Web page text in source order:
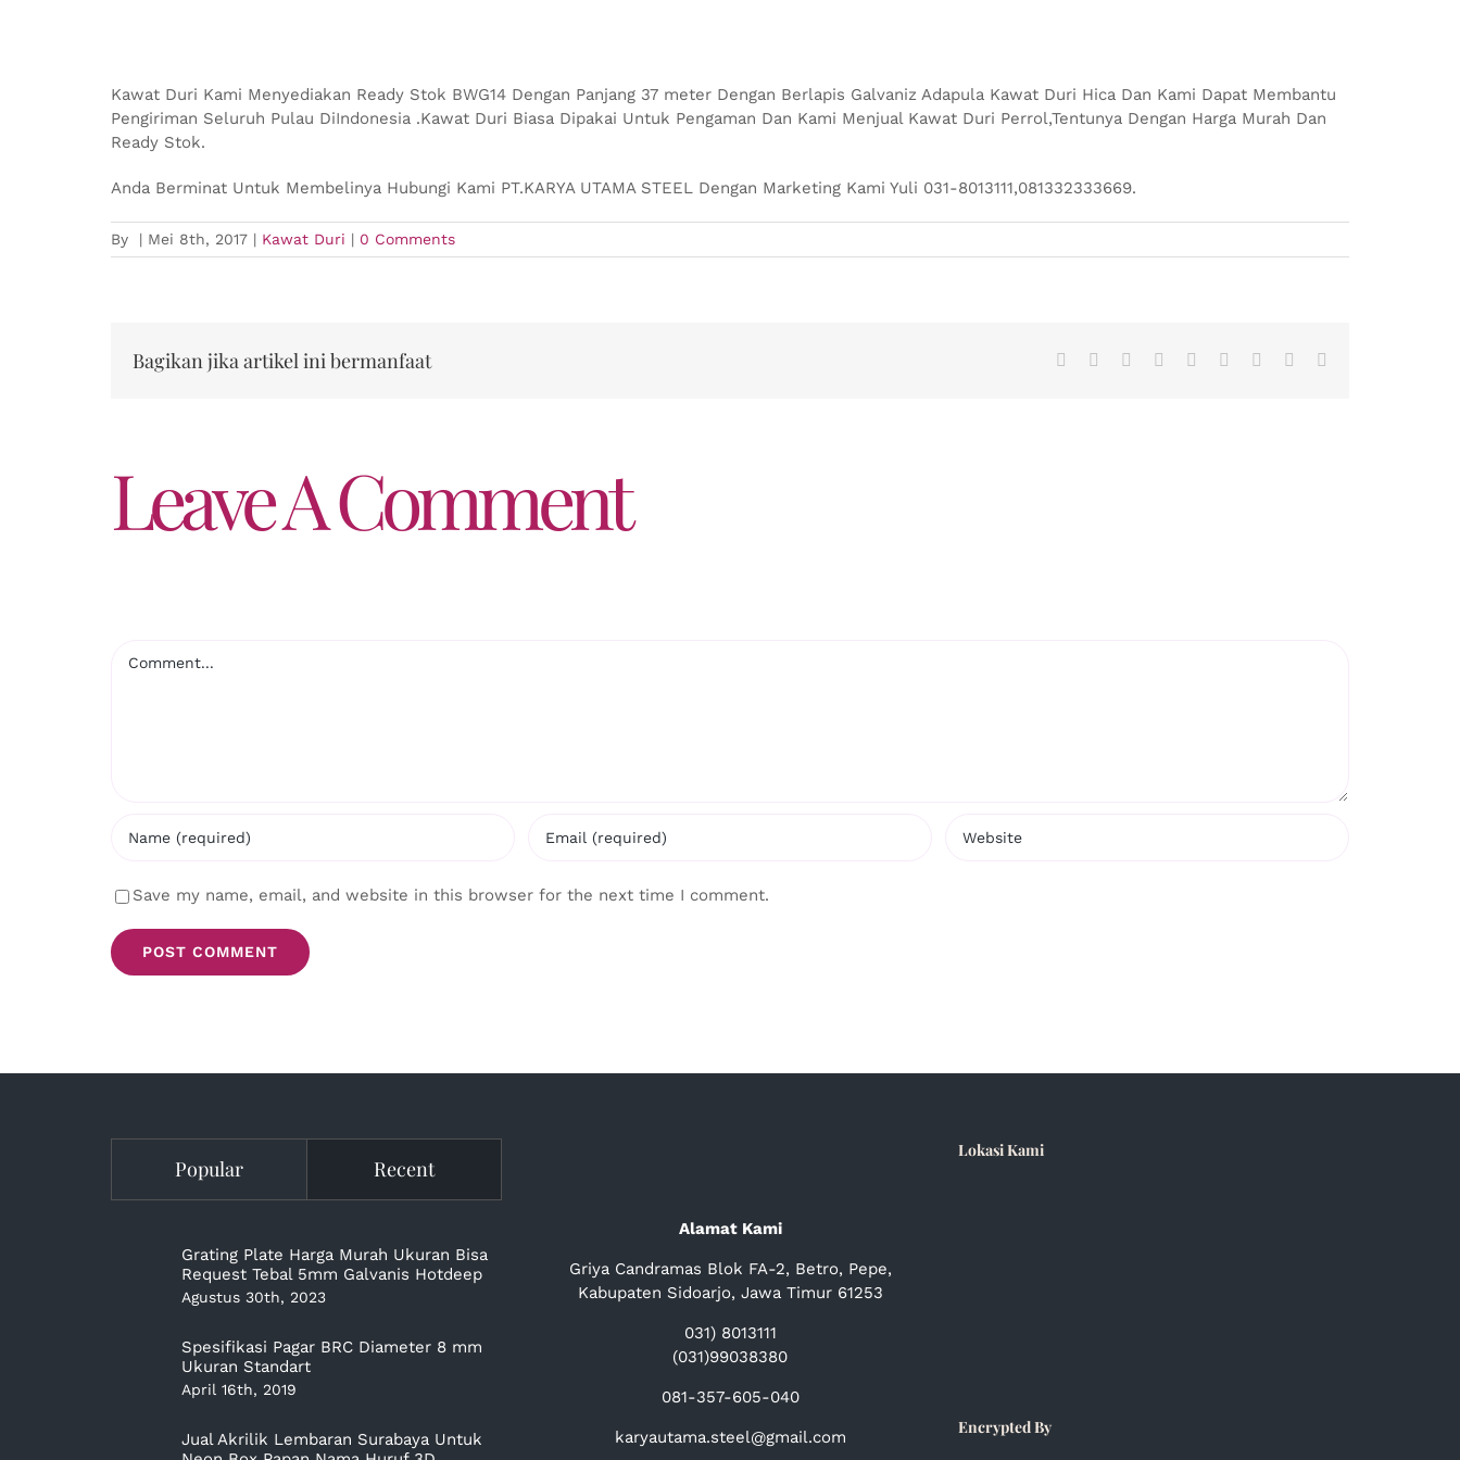
Kawat Duri Kami Menyediakan Ready Stok BWG14 Dengan Panjang 37 meter Dengan Berlapis Galvaniz Adapula Kawat Duri Hica Dan Kami Dapat Membantu
Pengiriman Seluruh Pulau DiIndonesia .Kawat Duri Biasa Dipakai Untuk Pengaman Dan Kami Menjual Kawat Duri Perrol,Tentunya Dengan Harga Murah Dan
Ready Stok.
Anda Berminat Untuk Membelinya Hubungi Kami PT.KARYA UTAMA STEEL Dengan Marketing Kami Yuli 031-8013111,081332333669.
By | Mei 8th, 2017 | Kawat Duri | 0 Comments
Bagikan jika artikel ini bermanfaat Facebook
TwitterReddit LinkedInWhatsApp
TumblrPinterest
Leave A Comment
Save my name, email, and website in this browser for the next time I comment.
Popular Recent
Grating Plate Harga Murah Ukuran Bisa
Request Tebal 5mm Galvanis Hotdeep
Agustus 30th, 2023
Spesifikasi Pagar BRC Diameter 8 mm
Ukuran Standart
April 16th, 2019
Jual Akrilik Lembaran Surabaya Untuk
Alamat Kami
Griya Candramas Blok FA-2, Betro, Pepe,
Kabupaten Sidoarjo, Jawa Timur 61253
031) 8013111
(031)99038380
081-357-605-040
karyautama.steel@gmail.com
Lokasi Kami
Encrypted By